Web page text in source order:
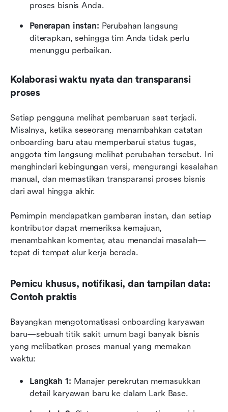
proses bisnis Anda.
Penerapan instan: Perubahan langsung
diterapkan, sehingga tim Anda tidak perlu
menunggu perbaikan.
Kolaborasi waktu nyata dan transparansi
proses
Setiap pengguna melihat pembaruan saat terjadi.
Misalnya, ketika seseorang menambahkan catatan
onboarding baru atau memperbarui status tugas,
anggota tim langsung melihat perubahan tersebut. Ini
menghindari kebingungan versi, mengurangi kesalahan
manual, dan memastikan transparansi proses bisnis
dari awal hingga akhir.
Pemimpin mendapatkan gambaran instan, dan setiap
kontributor dapat memeriksa kemajuan,
menambahkan komentar, atau menandai masalah—
tepat di tempat alur kerja berada.
Pemicu khusus, notifikasi, dan tampilan data:
Contoh praktis
Bayangkan mengotomatisasi onboarding karyawan
baru—sebuah titik sakit umum bagi banyak bisnis
yang melibatkan proses manual yang memakan
waktu:
Langkah 1: Manajer perekrutan memasukkan
detail karyawan baru ke dalam Lark Base.